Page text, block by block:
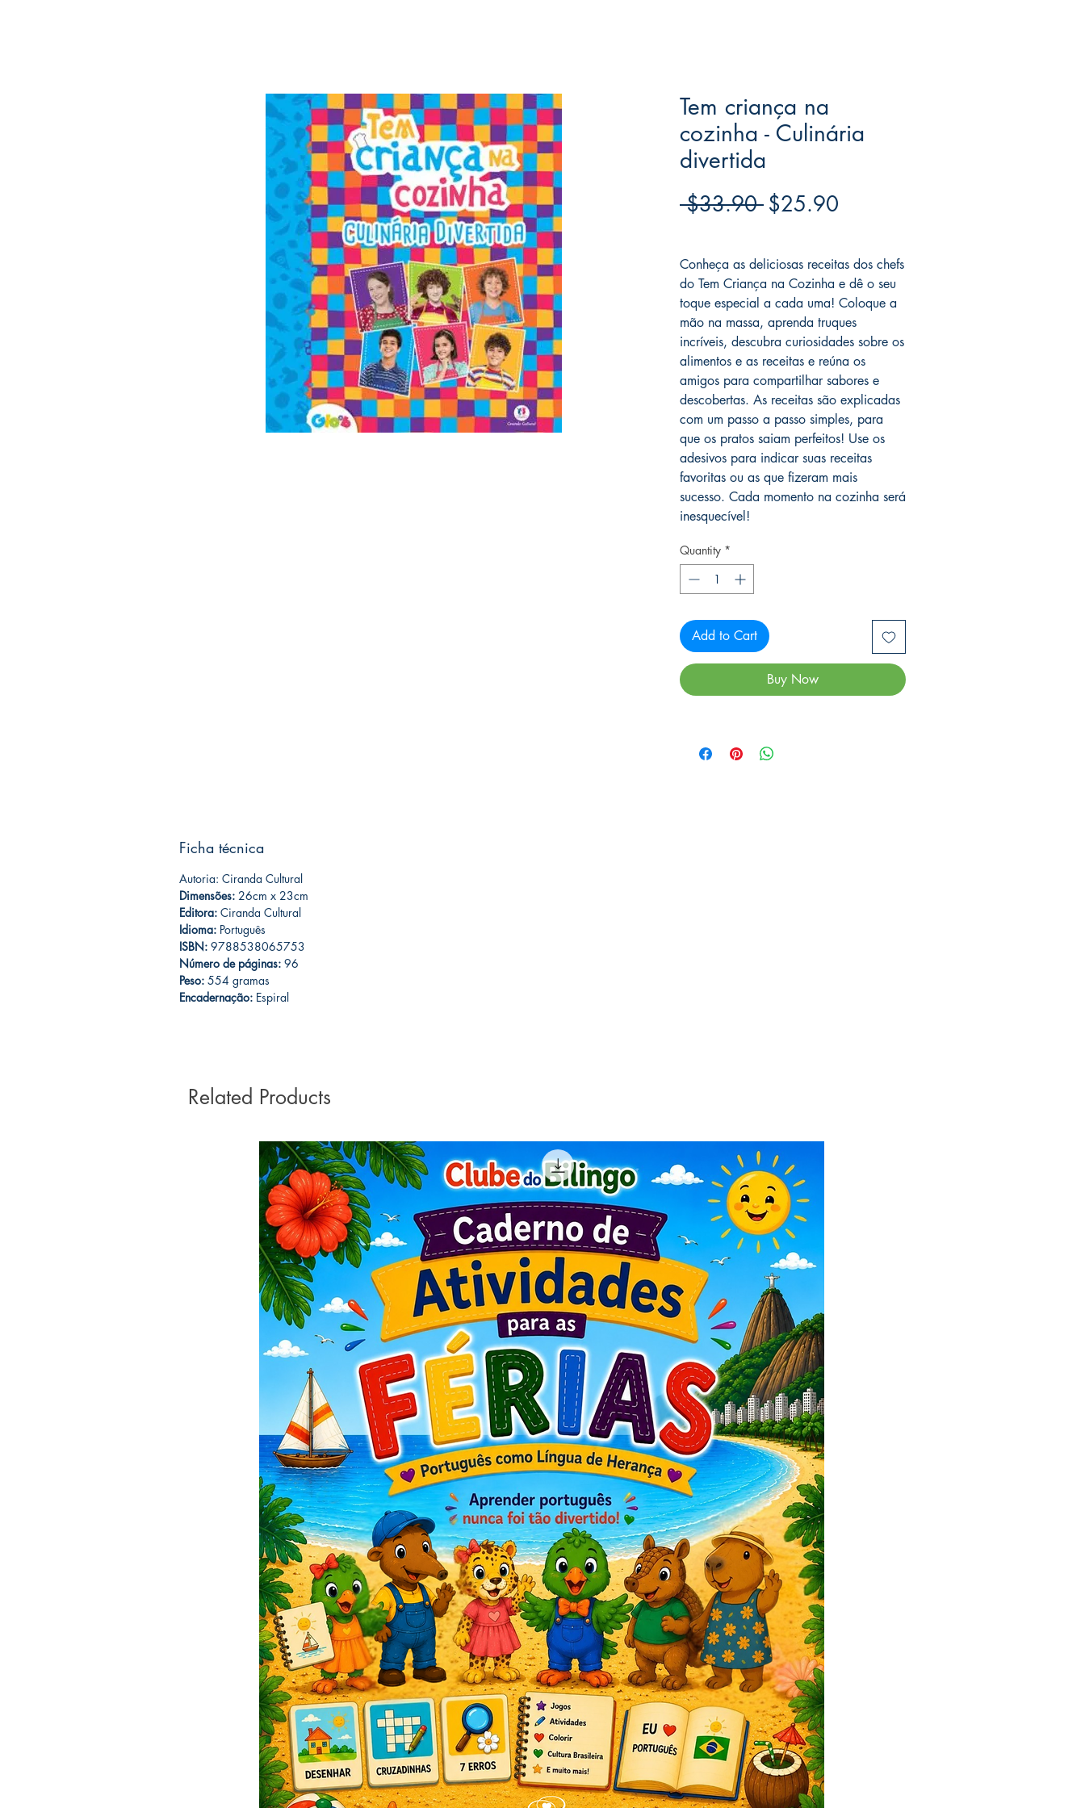
Tem criança na
cozinha - Culinária
divertida
$33.90 Regular
$25.90
Conheça as deliciosas receitas dos chefs
do Tem Criança na Cozinha e dê o seu
toque especial a cada uma! Coloque a
mão na massa, aprenda truques
incríveis, descubra curiosidades sobre os
alimentos e as receitas e reúna os
amigos para compartilhar sabores e
descobertas. As receitas são explicadas
com um passo a passo simples, para
que os pratos saiam perfeitos! Use os
adesivos para indicar suas receitas
favoritas ou as que fizeram mais
sucesso. Cada momento na cozinha será
inesquecível!
Quantity *
Add to Cart
Buy Now
Ficha técnica
Autoria: Ciranda Cultural
Dimensões: 26cm x 23cm
Editora: Ciranda Cultural
Idioma: Português
ISBN: 9788538065753
Número de páginas: 96
Peso: 554 gramas
Encadernação: Espiral
Related Products